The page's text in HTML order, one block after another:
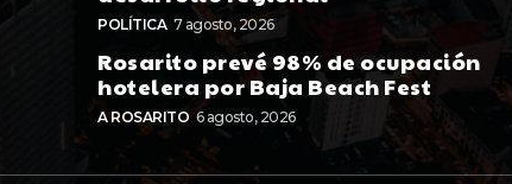
POLÍTICA 7 agosto, 2026
Rosarito prevé 98% de ocupación
hotelera por Baja Beach Fest
A ROSARITO 6 agosto, 2026